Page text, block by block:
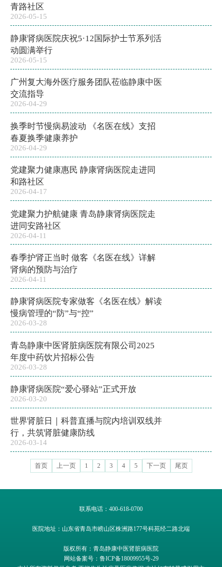
青路社区
2026-05-15
静康肾病医院庆祝5·12国际护士节系列活
动圆满举行
2026-05-15
广州复大海外医疗服务团队莅临静康中医
交流指导
2026-04-29
换季时节慢病易波动 《名医在线》支招
春夏换季健康养护
2026-04-29
党建聚力健康惠民 静康肾病医院走进同
和路社区
2026-04-17
党建聚力护航健康 青岛静康肾病医院走
进同安路社区
2026-04-11
春季护肾正当时 做客《名医在线》详解
肾病的预防与治疗
2026-04-11
静康肾病医院专家做客《名医在线》解读
慢病管理的“防”与“控”
2026-03-28
青岛静康中医肾脏病医院有限公司2025
年度中药饮片招标公告
2026-03-28
静康肾病医院“爱心驿站”正式开放
2026-03-20
世界肾脏日｜科普直播与院内培训双线并
行，共筑肾脏健康防线
2026-03-14
首页 上一页 1 2 3 4 5 下一页 尾页
联系电话：400-618-0700
医院地址：山东省青岛市崂山区株洲路177号科苑经二路北端
版权所有：青岛静康中医肾脏病医院
网站备案号：鲁ICP备18009955号-29